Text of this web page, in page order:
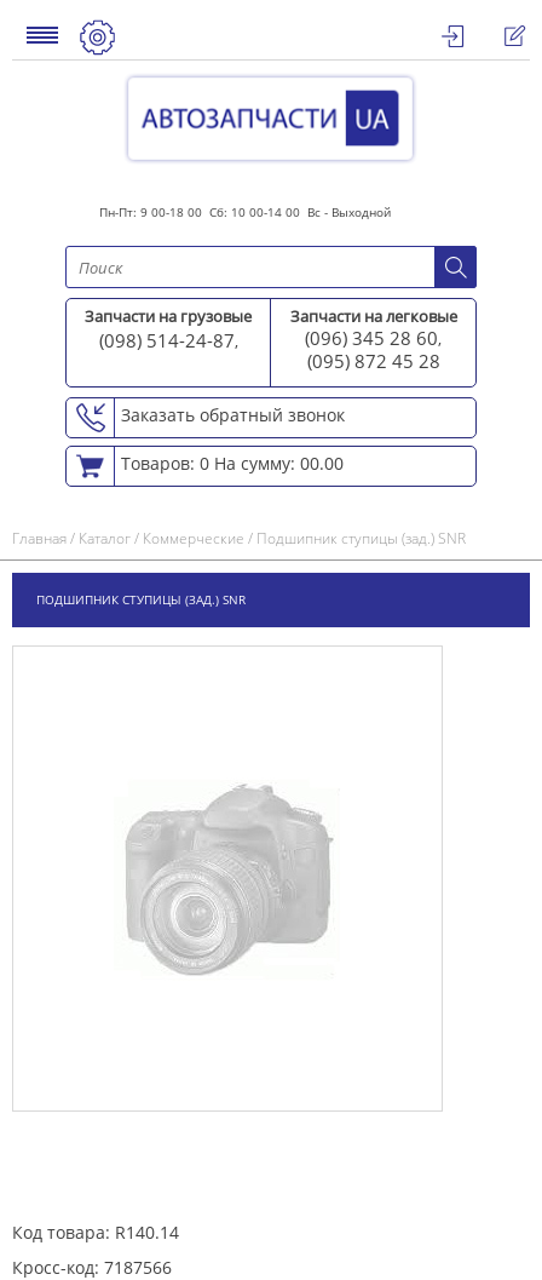
Пн-Пт: 9 00-18 00 Сб: 10 00-14 00 Вс - Выходной
Запчасти на грузовые
(098) 514-24-87,
Запчасти на легковые
(096) 345 28 60,
(095) 872 45 28
Заказать обратный звонок
Товаров: 0 На сумму: 00.00
Главная/ Каталог/ Коммерческие / Подшипник ступицы (зад.) SNR
ПОДШИПНИК СТУПИЦЫ (ЗАД.) SNR
Код товара: R140.14
Кросс-код: 7187566